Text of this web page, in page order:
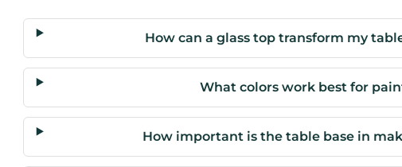
How can a glass top transform my
What colors work best for
How important is the table base in